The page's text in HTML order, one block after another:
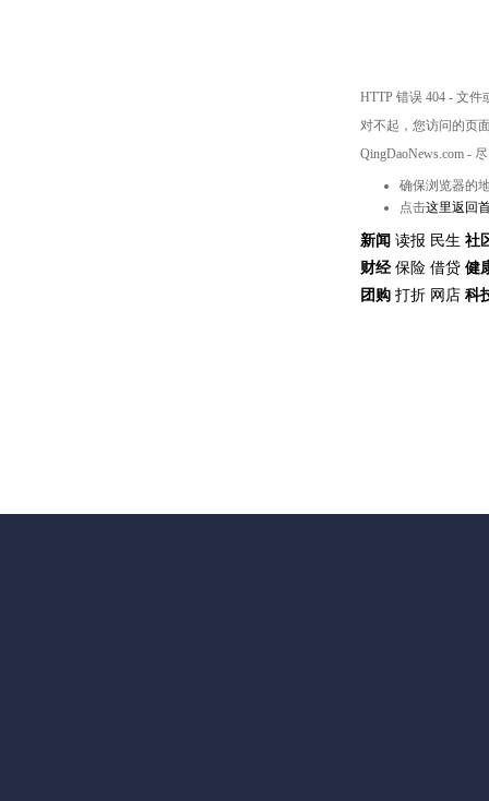
HTTP 错误 404 - 文件
对不起，您访问的页
QingDaoNews.com -
确保浏览器的
点击这里返回
新闻 读报 民生 社
财经 保险 借贷 健
团购 打折 网店 科